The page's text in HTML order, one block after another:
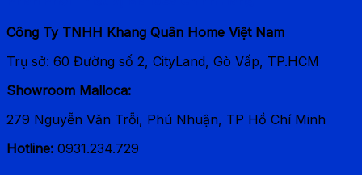
Công Ty TNHH Khang Quân Home Việt Nam
Trụ sở: 60 Đường số 2, CityLand, Gò Vấp, TP.HCM
Showroom Malloca:
279 Nguyễn Văn Trỗi, Phú Nhuận, TP Hồ Chí Minh
Hotline: 0931.234.729